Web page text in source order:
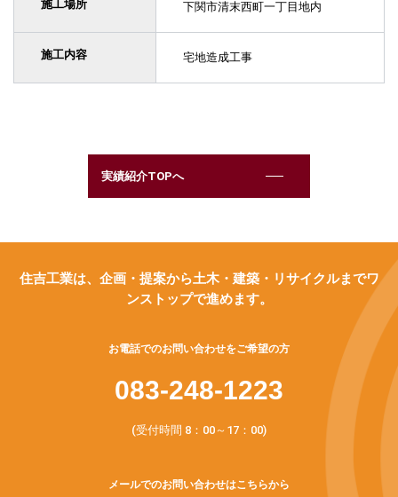
施工場所 下関市清末西町一丁目地内
施工内容 宅地造成工事
実績紹介TOPへ
住吉工業は、企画・提案から土木・建築・リサイクルまでワ
ンストップで進めます。
お電話でのお問い合わせをご希望の方
083-248-1223
(受付時間 8：00～17：00)
メールでのお問い合わせはこちらから